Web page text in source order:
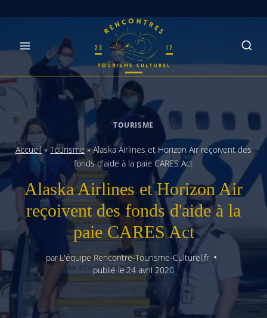
content
TOURISME
Accueil»Tourisme»Alaska Airlines et Horizon Air reçoivent des
fonds d'aide à la paie CARES Act
Alaska Airlines et Horizon Air
reçoivent des fonds d'aide à la
paie CARES Act
parL'équipe Rencontre-Tourisme-Culturel.fr
publié le 24 avril 2020